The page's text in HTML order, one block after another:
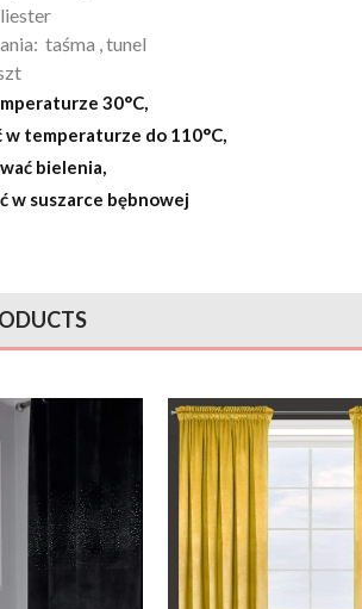
taśma , tunel
30°C,
w temperaturze do 110°C,
bielenia,
w suszarce bębnowej